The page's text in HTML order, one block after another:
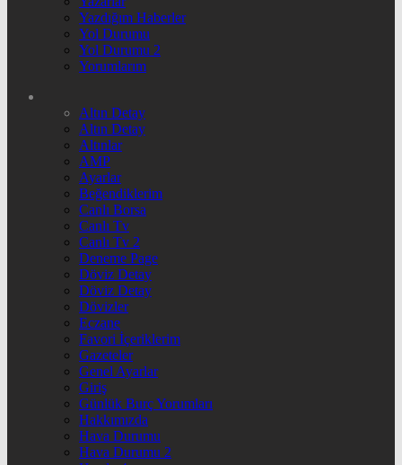
Yazdığım Haberler
Yol Durumu
Yol Durumu 2
Yorumlarım
Altın Detay
Altın Detay
Altınlar
AMP
Ayarlar
Beğendiklerim
Canlı Borsa
Canlı Tv
Canlı Tv 2
Deneme Page
Döviz Detay
Döviz Detay
Dövizler
Eczane
Favori İçeriklerim
Gazeteler
Genel Ayarlar
Giriş
Günlük Burç Yorumları
Hakkımızda
Hava Durumu
Hava Durumu 2